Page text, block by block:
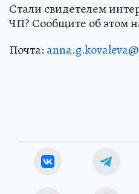
Стали свидетелем
ЧП? Сообщите об этом
Почта: